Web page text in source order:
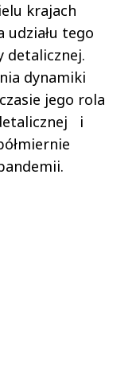
krajach
udziału tego
detalicznej.
dynamiki
jego rola
i